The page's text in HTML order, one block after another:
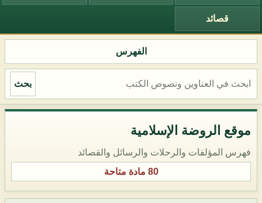
قصائد
الفهرس
بحث
موقع الروضة الإسلامية
فهرس المؤلفات والرحلات والرسائل والقصائد
80 مادة متاحة